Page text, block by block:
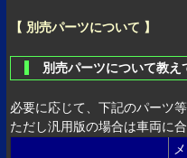
【 別売パーツについて 】
別売パーツについて教
必要に応じて、下記のパーツ
ただし汎用版の場合は車両に